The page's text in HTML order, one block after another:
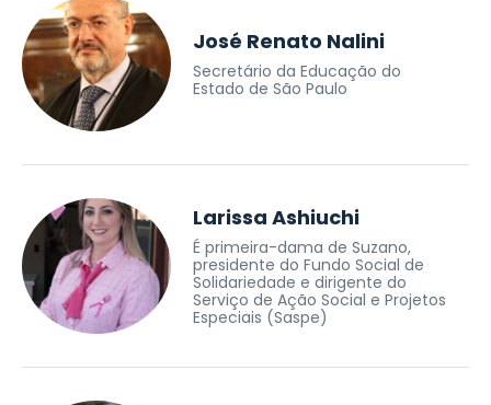
José Renato Nalini
Secretário da Educação do
Estado de São Paulo
Larissa Ashiuchi
É primeira-dama de Suzano,
presidente do Fundo Social de
Solidariedade e dirigente do
Serviço de Ação Social e Projetos
Especiais (Saspe)